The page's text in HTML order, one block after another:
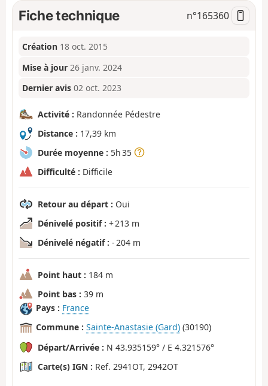
Fiche technique n°165360
Création 18 oct. 2015
Mise à jour 26 janv. 2024
Dernier avis 02 oct. 2023
Activité : Randonnée Pédestre
Distance : 17,39 km
Durée moyenne : 5h 35
Difficulté : Difficile
Retour au départ : Oui
Dénivelé positif : + 213 m
Dénivelé négatif : - 204 m
Point haut : 184 m
Point bas : 39 m
Pays : France
Commune : Sainte-Anastasie (Gard) (30190)
Départ/Arrivée : N 43.935159° / E 4.321576°
Carte(s) IGN : Ref. 2941OT, 2942OT